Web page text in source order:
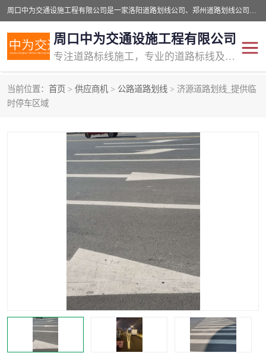
周口中为交通设施工程有限公司是一家洛阳道路划线公司、郑州道路划线公司、平顶山道路车位划线公司、开封车位划线公司、许昌道路车位划线公司、漯河道路车位划线公司，公司始终坚持“诚信、匠心、专注”的宗旨；我们的经营理念是：的服务。
周口中为交通设施工程有限公司
专注道路标线施工，专业的道路标线及交通设施施工服务商!
当前位置： 首页 > 供应商机 > 公路道路划线 > 济源道路划线_提供临
时停车区域
交通道路标线
道路标线划线 马路标线
道路划线